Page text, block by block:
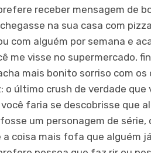
receber mensagem de
na sua casa com
com alguém por semana e
me visse no supermercado,
mais bonito sorriso com
o último crush de verdade
você faria se descobrisse que
um personagem de série,
a coisa mais fofa que alguém